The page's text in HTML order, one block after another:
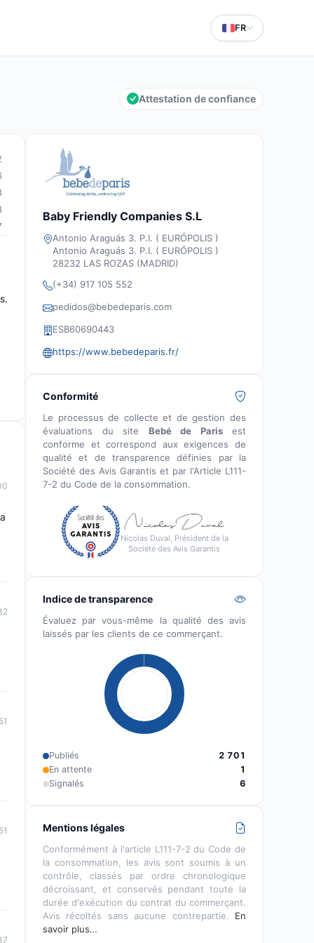
FR
Attestation de confiance
Baby Friendly Companies S.L
Antonio Araguás 3. P.I. ( EURÓPOLIS )
Antonio Araguás 3. P.I. ( EURÓPOLIS )
28232 LAS ROZAS (MADRID)
(+34) 917 105 552
pedidos@bebedeparis.com
ESB60690443
https://www.bebedeparis.fr/
Conformité
Le processus de collecte et de gestion des
évaluations du site Bebé de Parisest
conforme et correspond aux exigences de
qualité et de transparence définies par la
Société des Avis Garantis et par l'Article L111-
7-2 du Code de la consommation.
Nicolas Duval, Président de la
Société des Avis Garantis
Indice de transparence
Évaluez par vous-même la qualité des avis
laissés par les clients de ce commerçant.
Publiés
2 701
En attente
1
Signalés
6
Mentions légales
Conformément à l'article L111-7-2 du Code de
la consommation, les avis sont soumis à un
contrôle, classés par ordre chronologique
décroissant, et conservés pendant toute la
durée d'exécution du contrat du commerçant.
Avis récoltés sans aucune contrepartie. En
savoir plus…